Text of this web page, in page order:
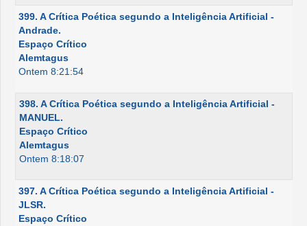
399. A Crítica Poética segundo a Inteligência Artificial -
Andrade.
Espaço Crítico
Alemtagus
Ontem 8:21:54
398. A Crítica Poética segundo a Inteligência Artificial -
MANUEL.
Espaço Crítico
Alemtagus
Ontem 8:18:07
397. A Crítica Poética segundo a Inteligência Artificial -
JLSR.
Espaço Crítico